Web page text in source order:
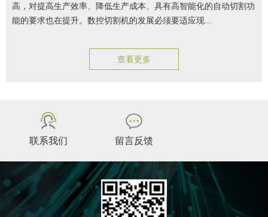
高，对提高生产效率、降低生产成本、具有高智能化的自动切割功
能的要求也在提升。数控切割机的发展必须要适应现...
查看更多
联系我们 留言反馈